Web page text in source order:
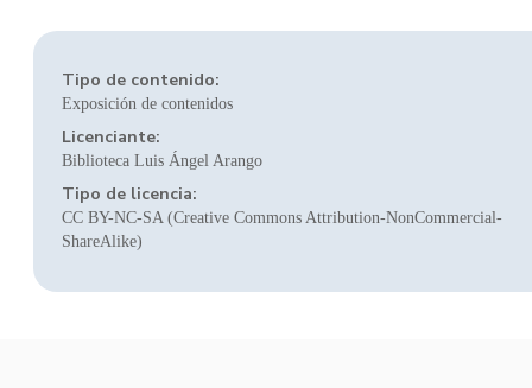
Tipo de contenido:
Exposición de contenidos
Licenciante:
Biblioteca Luis Ángel Arango
Tipo de licencia:
CC BY-NC-SA (Creative Commons Attribution-NonCommercial-
ShareAlike)